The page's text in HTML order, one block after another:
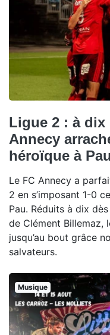
Ligue 2 : à dix
Annecy
héroïque à Pau
Le FC Annecy a
2 en s’imposant 1-0
Pau. Réduits à dix
de Clément Billemaz,
jusqu’au bout grâce
salvateurs.
Musique